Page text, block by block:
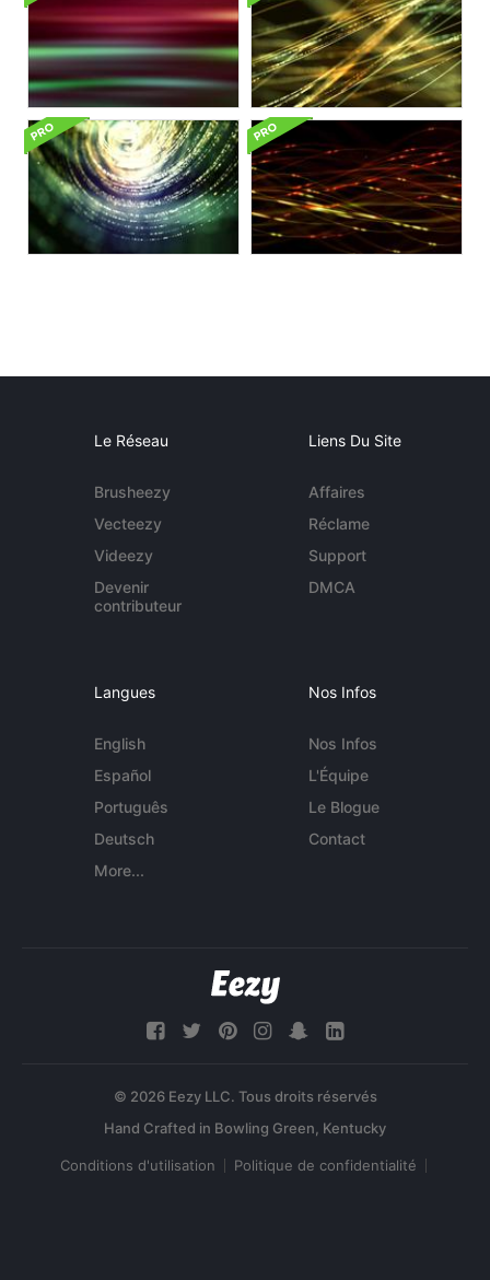
Le Réseau
Brusheezy
Vecteezy
Videezy
Devenir
contributeur
Liens Du Site
Affaires
Réclame
Support
DMCA
Langues
English
Español
Português
Deutsch
More...
Nos Infos
Nos Infos
L'Équipe
Le Blogue
Contact
© 2026 Eezy LLC. Tous droits réservés
Conditions d'utilisation Politique de confidentialité